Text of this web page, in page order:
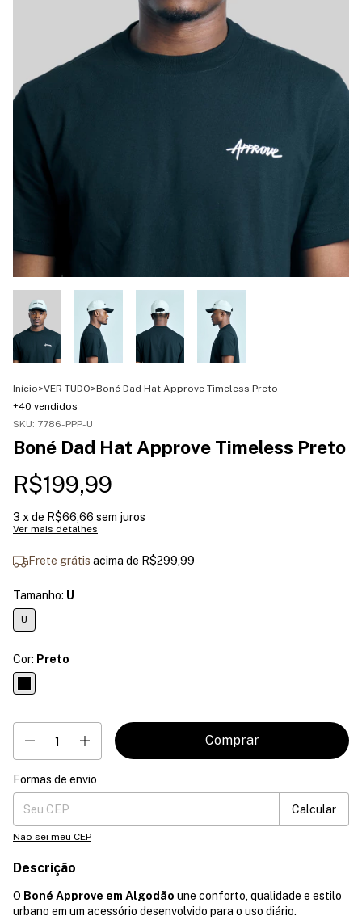
Início>VER TUDO>Boné Dad Hat Approve Timeless Preto
+40 vendidos
SKU: 7786-PPP-U
Boné Dad Hat Approve Timeless Preto
R$199,99
3 x de R$66,66 sem juros
Ver mais detalhes
Frete grátis acima de R$299,99
Tamanho: U
U
Cor: Preto
Entregas para o CEP:
Formas de envio
Calcular
Não sei meu CEP
Descrição
O Boné Approve em Algodão une conforto, qualidade e estilo
urbano em um acessório desenvolvido para o uso diário.